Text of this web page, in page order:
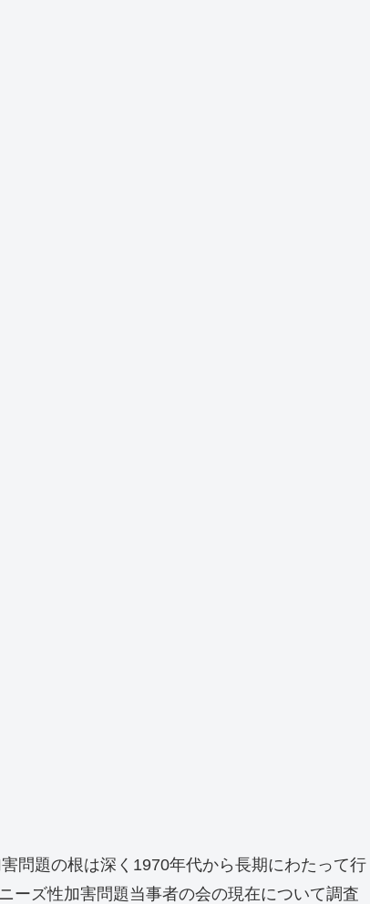
問題の根は深く1970年代から長期にわたって行
ーズ性加害問題当事者の会の現在について調査